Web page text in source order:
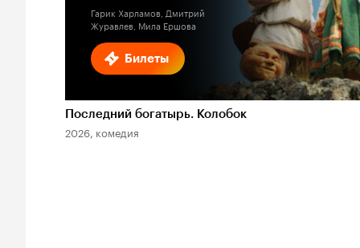
Билеты
Гарик Харламов, Дмитрий
Журавлев, Мила Ершова
Последний богатырь. Колобок
2026, комедия